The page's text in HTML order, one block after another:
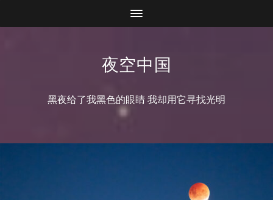
夜空中国
黑夜给了我黑色的眼睛 我却用它寻找光明